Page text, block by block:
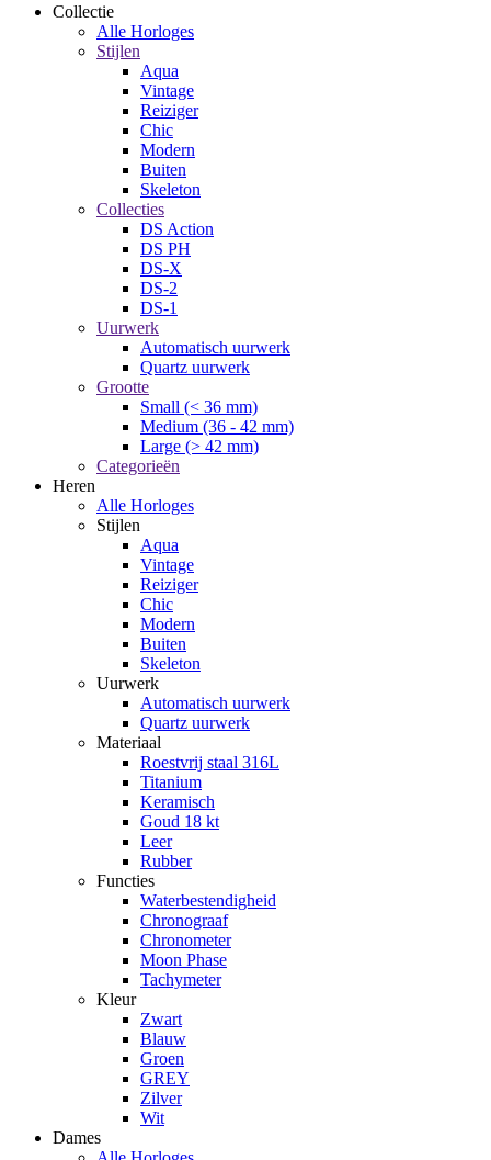
Collectie
Alle Horloges
Stijlen
Aqua
Vintage
Reiziger
Chic
Modern
Buiten
Skeleton
Collecties
DS Action
DS PH
DS-X
DS-2
DS-1
Uurwerk
Automatisch uurwerk
Quartz uurwerk
Grootte
Small (< 36 mm)
Medium (36 - 42 mm)
Large (> 42 mm)
Categorieën
Heren
Alle Horloges
Stijlen
Aqua
Vintage
Reiziger
Chic
Modern
Buiten
Skeleton
Uurwerk
Automatisch uurwerk
Quartz uurwerk
Materiaal
Roestvrij staal 316L
Titanium
Keramisch
Goud 18 kt
Leer
Rubber
Functies
Waterbestendigheid
Chronograaf
Chronometer
Moon Phase
Tachymeter
Kleur
Zwart
Blauw
Groen
GREY
Zilver
Wit
Dames